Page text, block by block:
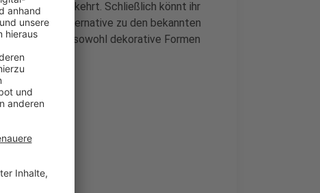
nicht so verkehrt. Schließlich könnt ihr
für eine Alternative zu den bekannten
können sowohl dekorative Formen
sorgen.